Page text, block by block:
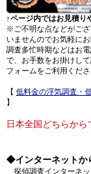
↑ページ内ではお見積り
※ご不明な点などがご
いませんのでお気軽にお
調査多忙時期などはお
で、お手数をお掛けし
フォームをご利用くださ
【 低料金の浮気調査・
】
日本全国どちらから
◆インターネットか
探偵調査インターネッ